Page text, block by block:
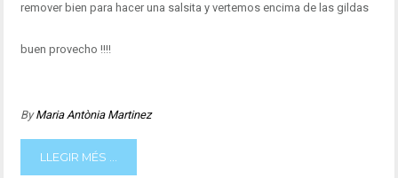
remover bien para hacer una salsita y vertemos encima de las gildas
buen provecho !!!!
ByMaria Antònia Martinez
LLEGIR MÉS ...